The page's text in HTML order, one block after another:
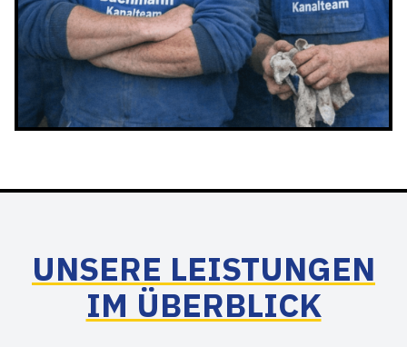
UNSERE LEISTUNGEN
IM ÜBERBLICK